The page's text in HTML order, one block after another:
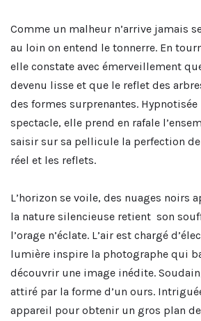
Comme un malheur n’arrive jamais
au loin on entend le tonnerre. En
elle constate avec émerveillement
devenu lisse et que le reflet des
des formes surprenantes.
spectacle, elle prend en rafale
saisir sur sa pellicule la perfection
réel et les reflets.
L’horizon se voile, des nuages noirs
la nature silencieuse retient son
l’orage n’éclate. L’air est chargé
lumière inspire la photographe qui
découvrir une image inédite.
attiré par la forme d’un ours.
appareil pour obtenir un gros plan